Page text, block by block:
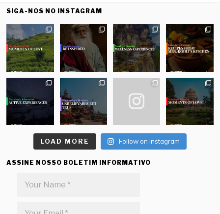
SIGA-NOS NO INSTAGRAM
LOAD MORE Follow on Instagram
ASSINE NOSSO BOLETIM INFORMATIVO